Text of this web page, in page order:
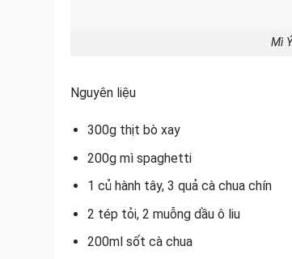
Mì
Nguyên liệu
300g thịt bò xay
200g mì spaghetti
1 củ hành tây, 3 quả cà chua chín
2 tép tỏi, 2 muỗng dầu ô liu
200ml sốt cà chua